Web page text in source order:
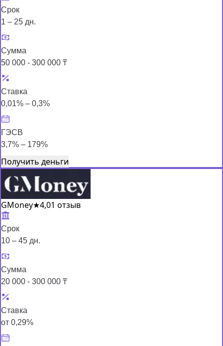
Срок
1 – 25 дн.
Сумма
50 000 - 300 000 ₸
Ставка
0,01% – 0,3%
ГЭСВ
3,7% – 179%
Получить деньги
GMoney★4,01 отзыв
Срок
10 – 45 дн.
Сумма
20 000 - 300 000 ₸
Ставка
от 0,29%